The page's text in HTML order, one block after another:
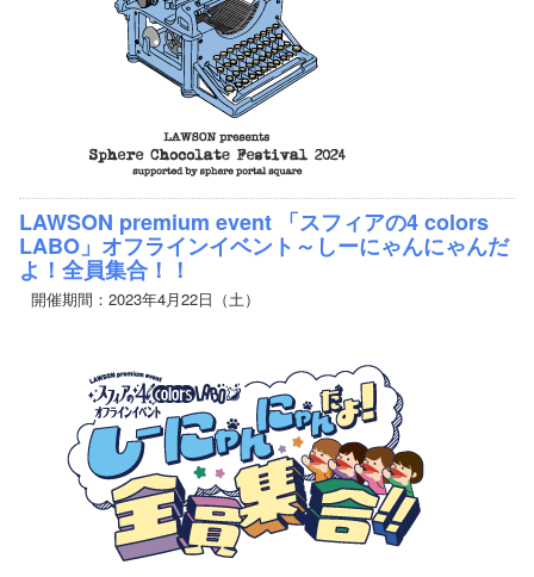
LAWSON premium event 「スフィアの4 colors
LABO」オフラインイベント～しーにゃんにゃんだ
よ！全員集合！！
開催期間：2023年4月22日（土）